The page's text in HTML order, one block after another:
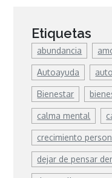
Etiquetas
abundancia
Autoayuda
Bienestar
calma mental
crecimiento
dejar de pensar